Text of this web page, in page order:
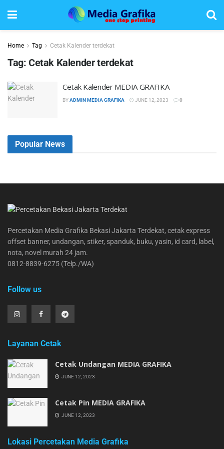
Home Tag Cetak Kalender terdekat
Tag: Cetak Kalender terdekat
Cetak Kalender MEDIA GRAFIKA
BYADMIN MEDIA GRAFIKA JUNE 12, 2023 0
Popular News
Percetakan Media Grafika Bekasi Jakarta Terdekat, cetak express
offset banner, undangan, stiker, spanduk, buku, yasin, id card, label,
nota, novel murah 24 jam.
0812-8839-6275 (Telp./WA)
Follow us
Layanan Cetak
Cetak Undangan MEDIA GRAFIKA
JUNE 12, 2023
Cetak Pin MEDIA GRAFIKA
JUNE 12, 2023
Lokasi Percetakan Media Grafika